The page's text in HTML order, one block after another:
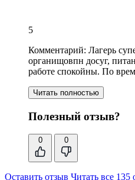
5
Комментарий: Лагерь
органищовпн досуг,
работе спокойны. По
Читать полностью
Полезный отзыв?
0 0
Оставить отзыв Читать все 135